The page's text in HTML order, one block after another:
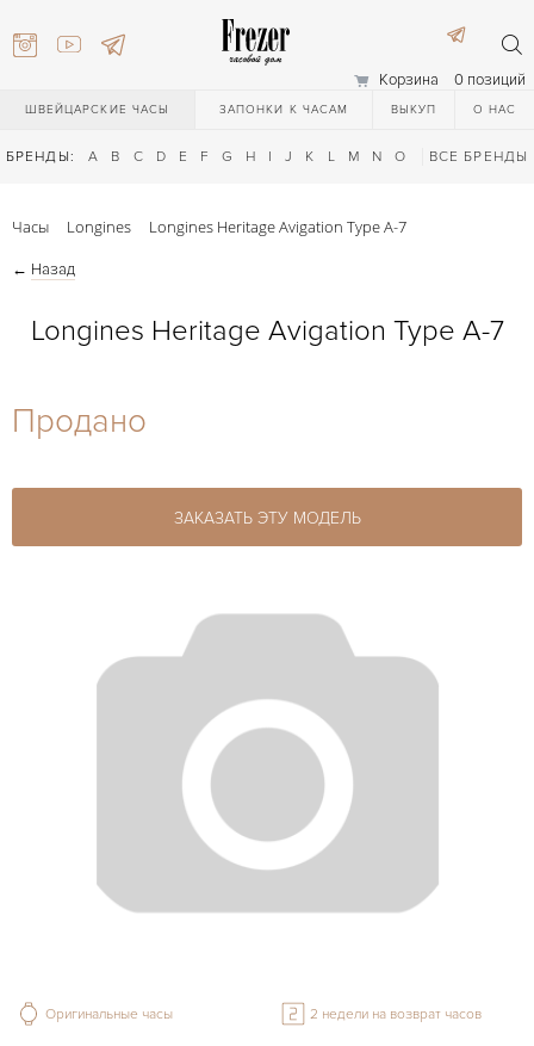
Корзина 0 позиций
ШВЕЙЦАРСКИЕ ЧАСЫ ЗАПОНКИ К ЧАСАМ ВЫКУП О НАС
БРЕНДЫ: A B C D E F G H I J K L M N O Q R S T
ВСЕ БРЕНДЫ
27-44
27-44
Часы Longines Longines Heritage Avigation Type A-7
← Назад
Longines Heritage Avigation Type A-7
Продано
ЗАКАЗАТЬ ЭТУ МОДЕЛЬ
Оригинальные часы 2 недели на возврат часов